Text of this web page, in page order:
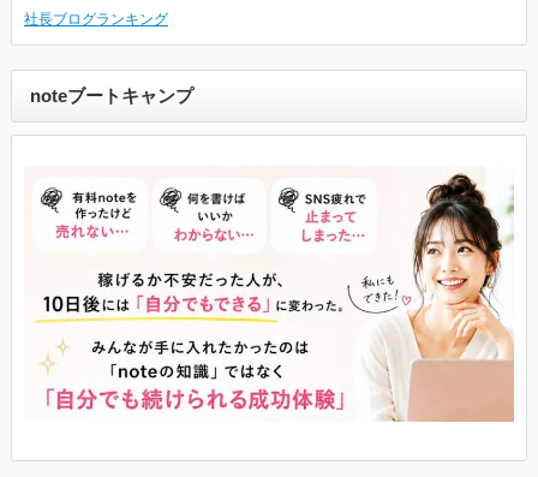
社長ブログランキング
noteブートキャンプ